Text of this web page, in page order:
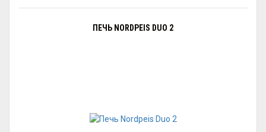
ПЕЧЬ NORDPEIS DUO 2